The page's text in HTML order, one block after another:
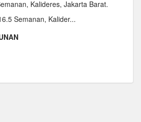
Kalideres, Jakarta Barat.
Semanan, Kalider...